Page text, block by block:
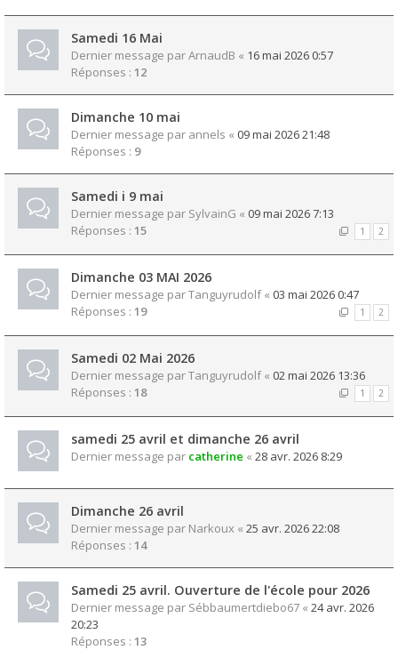
Samedi 16 Mai
Dernier message parArnaudB « 16 mai 2026 0:57
Réponses : 12
Dimanche 10 mai
Dernier message par annels « 09 mai 2026 21:48
Réponses : 9
Samedi i 9 mai
Dernier message par SylvainG « 09 mai 2026 7:13
Réponses : 15 1 2
Dimanche 03 MAI 2026
Dernier message parTanguyrudolf« 03 mai 2026 0:47
Réponses : 19 1 2
Samedi 02 Mai 2026
Dernier message parTanguyrudolf« 02 mai 2026 13:36
Réponses : 18 1 2
samedi 25 avril et dimanche 26 avril
Dernier message par catherine « 28 avr. 2026 8:29
Dimanche 26 avril
Dernier message par Narkoux « 25 avr. 2026 22:08
Réponses : 14
Samedi 25 avril. Ouverture de l'école pour 2026
Dernier message par Sébbaumertdiebo67 « 24 avr. 2026
20:23
Réponses : 13